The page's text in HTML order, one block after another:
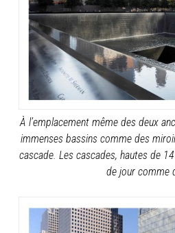
À l’emplacement même des deux
immenses bassins comme des
cascade. Les cascades, hautes de
de jour comme